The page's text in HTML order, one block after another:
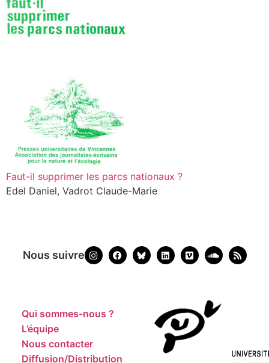
Faut-il supprimer les parcs nationaux ?
Edel Daniel, Vadrot Claude-Marie
Nous suivre
Qui sommes-nous ?
L’équipe
Nous contacter
Diffusion/Distribution